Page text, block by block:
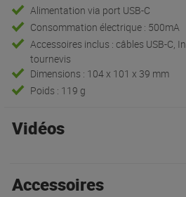
Alimentation via port USB-C
Consommation électrique : 500mA
Accessoires inclus : câbles USB-C,
tournevis
Dimensions : 104 x 101 x 39 mm
Poids : 119 g
Vidéos
Accessoires